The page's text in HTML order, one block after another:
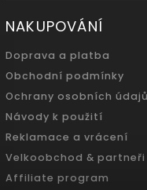
NAKUPOVÁNÍ
Doprava a platba
Obchodní podmínky
Ochrany osobních údajů
Návody k použití
Reklamace a vrácení
Velkoobchod & partneři
Affiliate program